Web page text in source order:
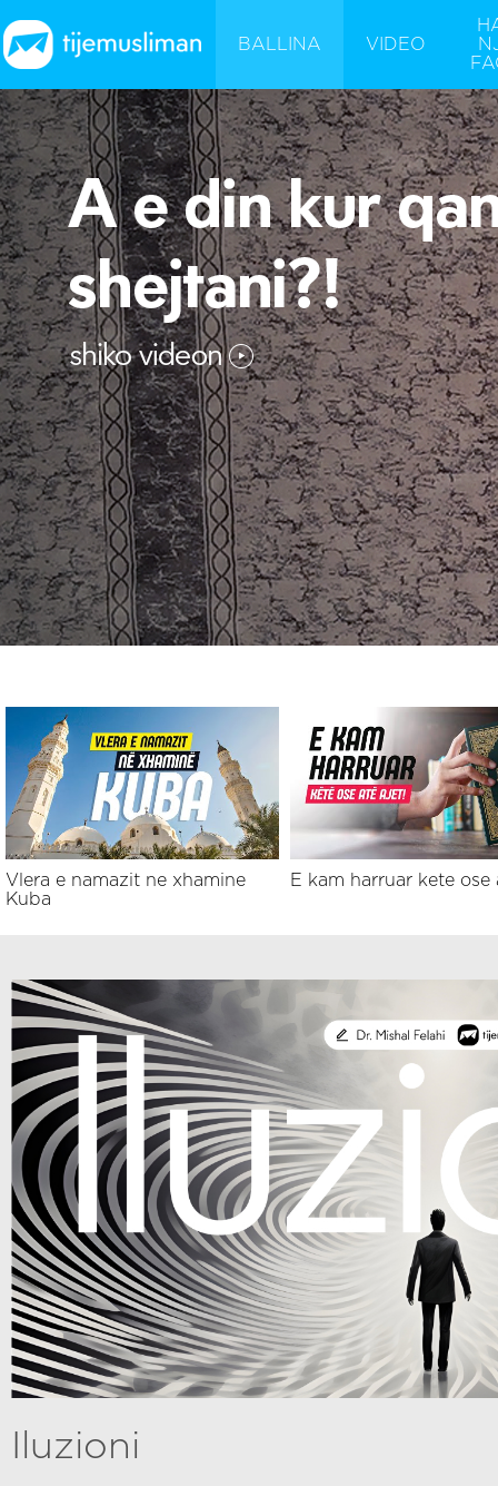
BALLINA VIDEO
Vlera e namazit ne xhamine
Kuba
E kam harruar kete ose
Iluzioni